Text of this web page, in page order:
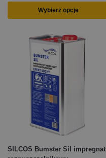
Wybierz opcje
SILCOS Bumster Sil impregnat